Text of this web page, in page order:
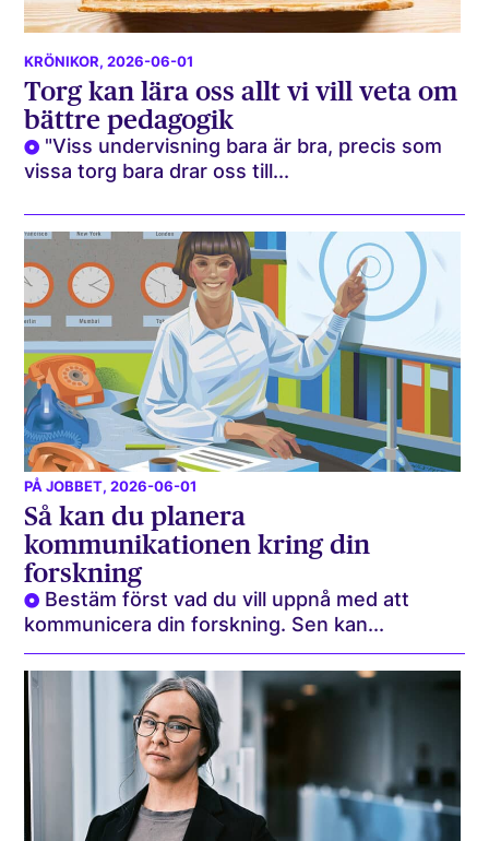
KRÖNIKOR, 2026-06-01
Torg kan lära oss allt vi vill veta om
bättre pedagogik
"Viss undervisning bara är bra, precis som
vissa torg bara drar oss till...
PÅ JOBBET, 2026-06-01
Så kan du planera
kommunikationen kring din
forskning
Bestäm först vad du vill uppnå med att
kommunicera din forskning. Sen kan...